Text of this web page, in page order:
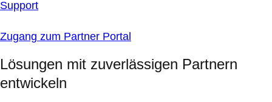
Support
Zugang zum Partner Portal
Lösungen mit zuverlässigen Partnern
entwickeln